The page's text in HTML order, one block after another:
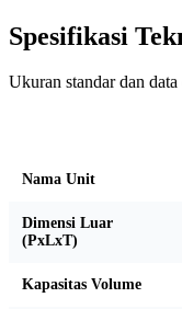
Spesifikasi
Ukuran standar dan
Nama Unit
Dimensi Luar
(PxLxT)
Kapasitas Volume